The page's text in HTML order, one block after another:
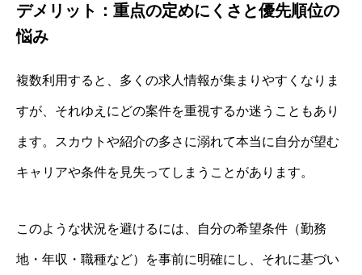
デメリット：重点の定めにくさと優先順位の
悩み
複数利用すると、多くの求人情報が集まりやすくなりま
すが、それゆえにどの案件を重視するか迷うこともあり
ます。スカウトや紹介の多さに溺れて本当に自分が望む
キャリアや条件を見失ってしまうことがあります。
このような状況を避けるには、自分の希望条件（勤務
地・年収・職種など）を事前に明確にし、それに基づい